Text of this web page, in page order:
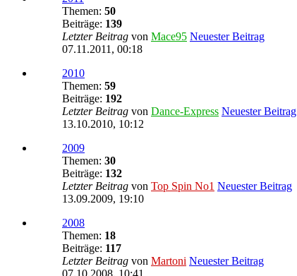
Themen: 50
Beiträge: 139
Letzter Beitrag von Mace95 Neuester Beitrag
07.11.2011, 00:18
2010
Themen: 59
Beiträge: 192
Letzter Beitrag von Dance-Express Neuester Beitrag
13.10.2010, 10:12
2009
Themen: 30
Beiträge: 132
Letzter Beitrag von Top Spin No1 Neuester Beitrag
13.09.2009, 19:10
2008
Themen: 18
Beiträge: 117
Letzter Beitrag von Martoni Neuester Beitrag
07.10.2008, 10:41